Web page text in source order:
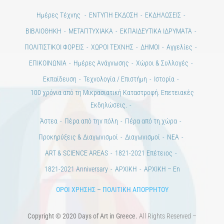
ΒΙΒΛΙΟΘΗΚΗ
ΜΕΤΑΠΤΥΧΙΑΚΑ
ΕΚΠΑΙΔΕΥΤΙΚΑ ΙΔΡΥΜΑΤΑ
ΠΟΛΙΤΙΣΤΙΚΟΙ ΦΟΡΕΙΣ
ΧΩΡΟΙ ΤΕΧΝΗΣ ΔΗΜΟΙ
Αγγελίες
ΕΠΙΚΟΙΝΩΝΙΑ
Ημέρες Ανάγνωσης
Χώροι & Συλλογές
Εκπαίδευση
Τεχνολογία / Επιστήμη
Ιστορία
100 χρόνια από τη Μικρασιατική Καταστροφή. Επετειακές
Εκδηλώσεις.
Πέρα από την πόλη
Πέρα από τη χώρα
Προκηρύξεις & Διαγωνισμοί
Διαγωνισμοί
ΝΕΑ
ART & SCIENCE AREAS
1821-2021 Επέτειος
1821-2021 Anniversary
ΑΡΧΙΚΗ ΑΡΧΙΚΗ – En
Developed by Think Plus